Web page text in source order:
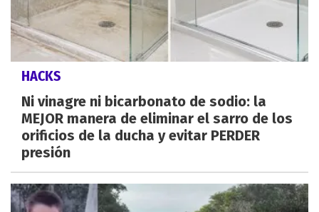
HACKS
Ni vinagre ni bicarbonato de sodio: la
MEJOR manera de eliminar el sarro de los
orificios de la ducha y evitar PERDER
presión